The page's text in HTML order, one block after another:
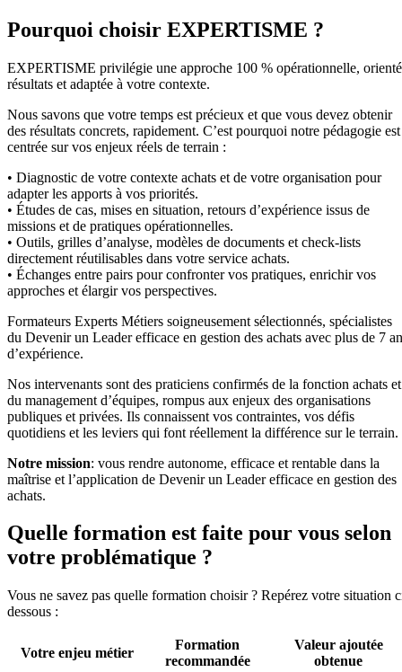
Pourquoi choisir EXPERTISME ?
EXPERTISME privilégie une approche 100 % opérationnelle,
résultats et adaptée à votre contexte.
Nous savons que votre temps est précieux et que vous devez obtenir
des résultats concrets, rapidement. C’est pourquoi notre pédagogie est
centrée sur vos enjeux réels de terrain :
• Diagnostic de votre contexte achats et de votre organisation pour
adapter les apports à vos priorités.
• Études de cas, mises en situation, retours d’expérience issus de
missions et de pratiques opérationnelles.
• Outils, grilles d’analyse, modèles de documents et check-lists
directement réutilisables dans votre service achats.
• Échanges entre pairs pour confronter vos pratiques, enrichir vos
approches et élargir vos perspectives.
Formateurs Experts Métiers soigneusement sélectionnés, spécialistes
du Devenir un Leader efficace en gestion des achats avec plus de 7
d’expérience.
Nos intervenants sont des praticiens confirmés de la fonction achats et
du management d’équipes, rompus aux enjeux des organisations
publiques et privées. Ils connaissent vos contraintes, vos défis
quotidiens et les leviers qui font réellement la différence sur le terrain.
Notre mission: vous rendre autonome, efficace et rentable dans la
maîtrise et l’application de Devenir un Leader efficace en gestion des
achats.
Quelle formation est faite pour vous selon
votre problématique ?
Vous ne savez pas quelle formation choisir ? Repérez votre situation
dessous :
Votre enjeu métier
Formation
recommandée
Valeur ajoutée
obtenue